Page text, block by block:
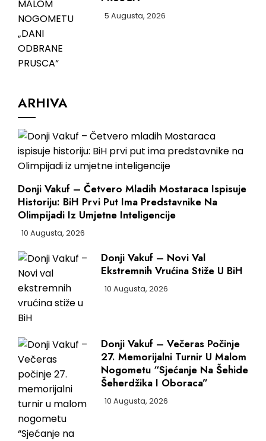
5 Augusta, 2026
ARHIVA
Donji Vakuf – Četvero Mladih Mostaraca Ispisuje
Historiju: BiH Prvi Put Ima Predstavnike Na
Olimpijadi Iz Umjetne Inteligencije
10 Augusta, 2026
Donji Vakuf – Novi Val
Ekstremnih Vrućina Stiže U BiH
10 Augusta, 2026
Donji Vakuf – Večeras Počinje
27. Memorijalni Turnir U Malom
Nogometu “Sjećanje Na Šehide
Šeherdžika I Oboraca”
10 Augusta, 2026